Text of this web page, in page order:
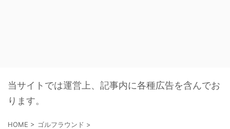
当サイトでは運営上、記事内に各種広告を含んでお
ります。
HOME > ゴルフラウンド >